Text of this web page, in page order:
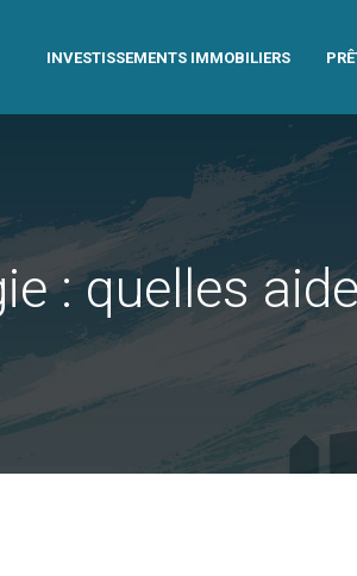
INVESTISSEMENTS IMMOBILIERS
: quelles